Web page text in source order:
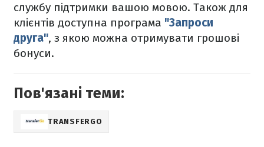
службу підтримки вашою мовою. Також для
клієнтів доступна програма "‎Запроси
друга", з якою можна отримувати грошові
бонуси.
Пов'язані теми:
TRANSFERGO